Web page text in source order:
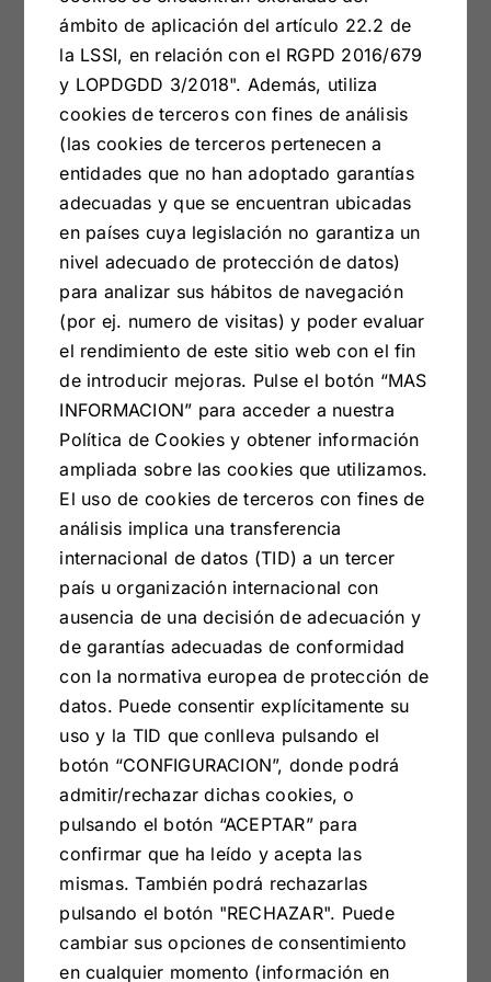
10 consejos para
decorar tu casa
en la época
invernal
Estamos en pleno invierno, época en la que tu
hogar [...]
enero 15, 2023
Sin comentarios
Más información
ámbito de aplicación del artículo 22.2 de
la LSSI, en relación con el RGPD 2016/679
y LOPDGDD 3/2018". Además, utiliza
cookies de terceros con fines de análisis
(las cookies de terceros pertenecen a
entidades que no han adoptado garantías
adecuadas y que se encuentran ubicadas
en países cuya legislación no garantiza un
nivel adecuado de protección de datos)
para analizar sus hábitos de navegación
(por ej. numero de visitas) y poder evaluar
el rendimiento de este sitio web con el fin
de introducir mejoras. Pulse el botón “MAS
INFORMACION” para acceder a nuestra
Política de Cookies y obtener información
ampliada sobre las cookies que utilizamos.
El uso de cookies de terceros con fines de
análisis implica una transferencia
internacional de datos (TID) a un tercer
país u organización internacional con
ausencia de una decisión de adecuación y
de garantías adecuadas de conformidad
con la normativa europea de protección de
datos. Puede consentir explícitamente su
uso y la TID que conlleva pulsando el
botón “CONFIGURACION”, donde podrá
admitir/rechazar dichas cookies, o
pulsando el botón “ACEPTAR” para
confirmar que ha leído y acepta las
mismas. También podrá rechazarlas
pulsando el botón "RECHAZAR". Puede
cambiar sus opciones de consentimiento
en cualquier momento (información en